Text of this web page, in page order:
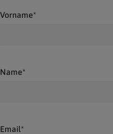
Vorname*
Name*
Email*